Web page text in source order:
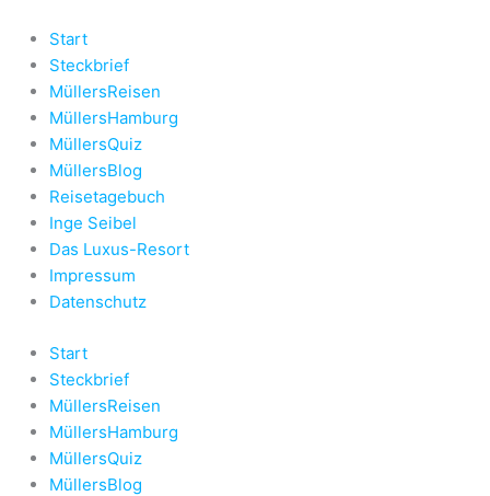
Inhalt
springen
Start
Steckbrief
MüllersReisen
MüllersHamburg
MüllersQuiz
MüllersBlog
Reisetagebuch
Inge Seibel
Das Luxus-Resort
Impressum
Datenschutz
Start
Steckbrief
MüllersReisen
MüllersHamburg
MüllersQuiz
MüllersBlog